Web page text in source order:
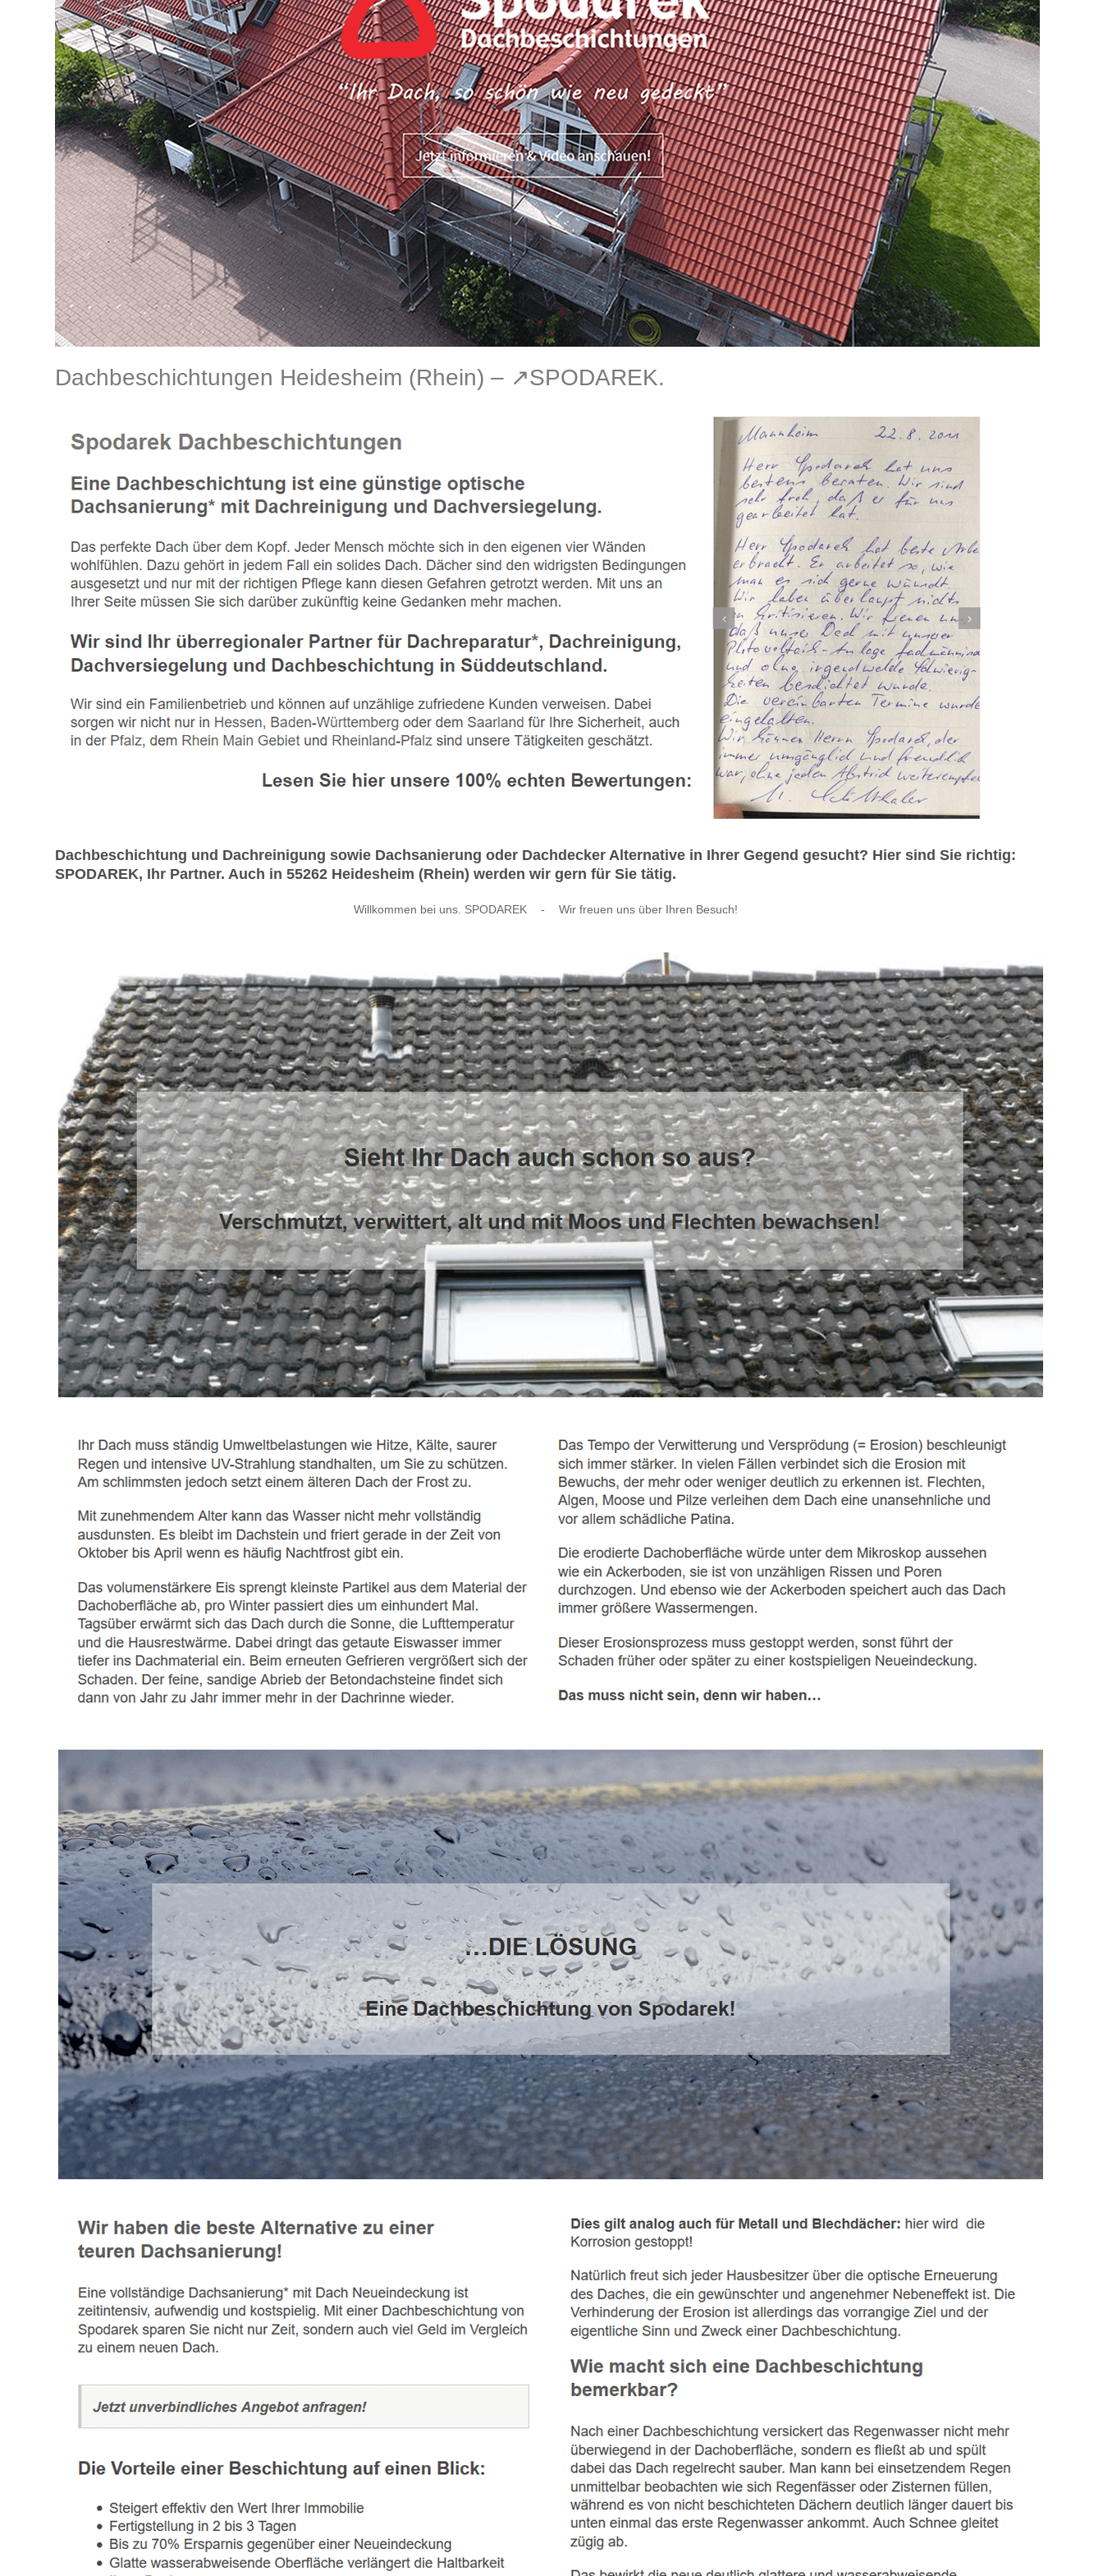
Dachbeschichtungen Heidesheim (Rhein) – ↗️SPODAREK.
Dachbeschichtung und Dachreinigung sowie Dachsanierung oder Dachdecker Alternative in Ihrer Gegend gesucht? Hier sind Sie richtig:
SPODAREK, Ihr Partner. Auch in 55262 Heidesheim (Rhein) werden wir gern für Sie tätig.
Willkommen bei uns. SPODAREK - Wir freuen uns über Ihren Besuch!